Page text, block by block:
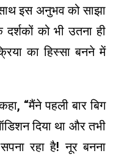
इस अनुभव को साझा
को भी उतना ही
का हिस्सा बनने में
“मैंने पहली बार बिग
दिया था और तभी
रहा है! नूर बनना